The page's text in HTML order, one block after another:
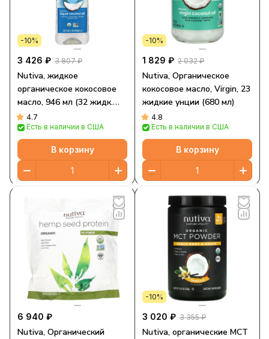
-10%
3 426 ₽ 3 807 ₽
Nutiva, жидкое
органическое кокосовое
масло, 946 мл (32 жидк.
унции)
4.7
Есть в наличии в США
В корзину
-10%
1 829 ₽ 2 032 ₽
Nutiva, Органическое
кокосовое масло, Virgin, 23
жидкие унции (680 мл)
4.8
Есть в наличии в США
В корзину
6 940 ₽
Nutiva, Органический
-10%
3 020 ₽ 3 355 ₽
Nutiva, органические MCT